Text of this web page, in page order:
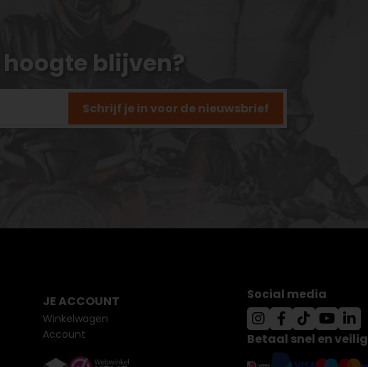
hoogte blijven?
Schrijf je in voor de nieuwsbrief
JE ACCOUNT
Winkelwagen
Account
Social media
Betaal snel en veilig